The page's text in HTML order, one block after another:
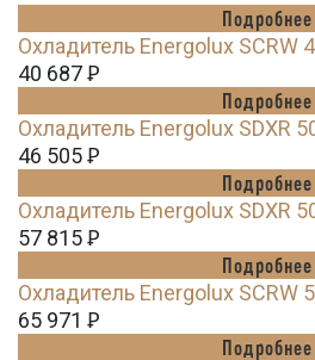
Подробнее
Охладитель Energolux SCRW
40 687Ꝑ
Подробнее
Охладитель Energolux SDXR
46 505Ꝑ
Подробнее
Охладитель Energolux SDXR
57 815Ꝑ
Подробнее
Охладитель Energolux SCRW
65 971 Ꝑ
Подробнее